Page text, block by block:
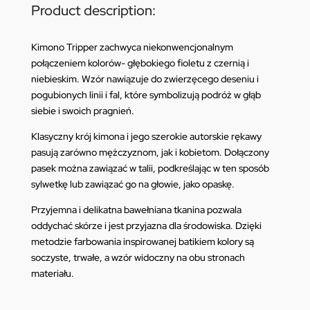
Product description:
KimonoTripperzachwyca niekonwencjonalnym
połączeniem kolorów- głębokiego fioletu z czernią i
niebieskim. Wzór nawiązuje do zwierzęcego deseniu i
pogubionych linii i fal, które symbolizują podróż w głąb
siebie i swoich pragnień.
Klasyczny krój kimona i jego szerokie autorskie rękawy
pasują zarówno mężczyznom, jak i kobietom. Dołączony
pasek można zawiązać w talii, podkreślając w ten sposób
sylwetkę lub zawiązać go na głowie, jako opaskę.
Przyjemna i delikatna bawełniana tkanina pozwala
oddychać skórze i jest przyjazna dla środowiska. Dzięki
metodzie farbowania inspirowanej batikiem kolory są
soczyste, trwałe, a wzór widoczny na obu stronach
materiału.